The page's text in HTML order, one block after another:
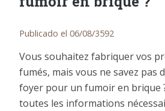
Publicado el 06/08/3592
Vous souhaitez fabriquer vos
fumés, mais vous ne savez pas
foyer pour un fumoir en brique
toutes les informations